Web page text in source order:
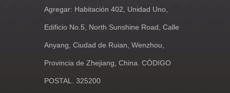
Agregar: Habitación 402, Unidad Uno,
Edificio No.5, North Sunshine Road, Calle
Anyang, Ciudad de Ruian, Wenzhou,
Provincia de Zhejiang, China. CÓDIGO
POSTAL. 325200